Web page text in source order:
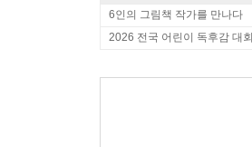
6인의 그림책 작가를 만나다
2026 전국 어린이 독후감 대회